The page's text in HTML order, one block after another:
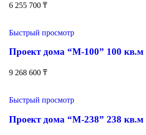
6 255 700 ₸
Быстрый просмотр
Проект дома “М-100” 100 кв.м
9 268 600 ₸
Быстрый просмотр
Проект дома “М-238” 238 кв.м